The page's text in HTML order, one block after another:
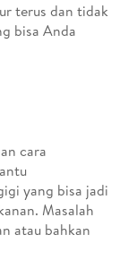
terus dan tidak
bisa Anda
cara
yang bisa jadi
Masalah
atau bahkan